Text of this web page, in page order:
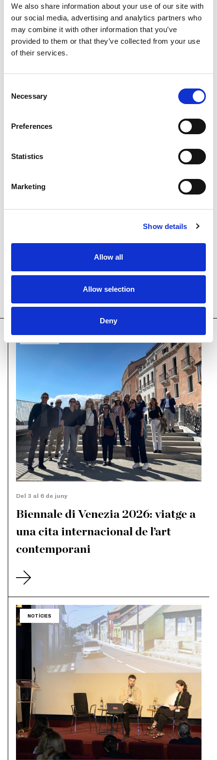
We also share information about your use of our site with
our social media, advertising and analytics partners who
may combine it with other information that you’ve
provided to them or that they’ve collected from your use
of their services.
Selection
Necessary
Preferences
Statistics
Marketing
Show details
Allow all
Allow selection
Deny
NOTÍCIES RELACIONADES
Del 3 al 6 de juny
Biennale di Venezia 2026: viatge a
una cita internacional de l’art
contemporani
NOTÍCIES